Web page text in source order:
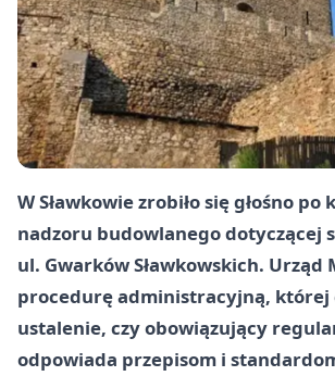
W Sławkowie zrobiło się głośno po
nadzoru budowlanego dotyczącej
ul. Gwarków Sławkowskich. Urząd
procedurę administracyjną, której
ustalenie, czy obowiązujący
odpowiada przepisom i